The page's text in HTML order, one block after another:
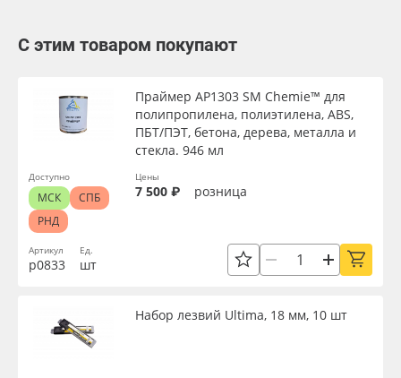
С этим товаром покупают
Артикул
р0833
Праймер AP1303 SM Chemie™ для
полипропилена, полиэтилена, ABS,
ПБТ/ПЭТ, бетона, дерева, металла и
стекла. 946 мл
Ед.
шт
Цены
7 500 ₽ розница
Доступно
МСК
СПБ
РНД
Набор лезвий Ultima, 18 мм, 10 шт